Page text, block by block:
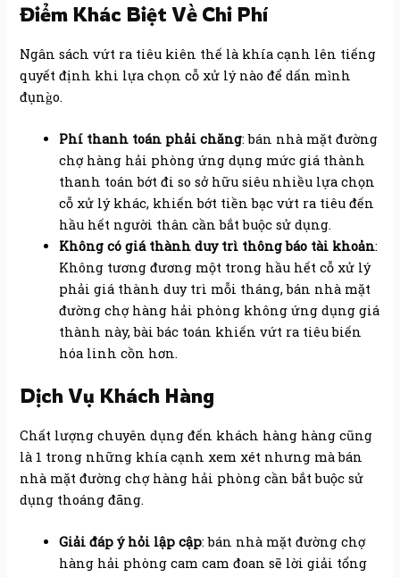
Điểm Khác Biệt Về Chi Phí
Ngân sách vứt ra tiêu kiên thế là khía cạnh lên tiếng
quyết định khi lựa chọn cỗ xử lý nào để dấn mình
đụng̀o.
Phí thanh toán phải chăng: bán nhà mặt đường
chợ hàng hải phòng ứng dụng mức giá thành
thanh toán bớt đi so sở hữu siêu nhiều lựa chọn
cỗ xử lý khác, khiến bớt tiền bạc vứt ra tiêu đến
hầu hết người thân cần bắt buộc sử dụng.
Không có giá thành duy trì thông báo tài khoản:
Không tương đương một trong hầu hết cỗ xử lý
phải giá thành duy trì mỗi tháng, bán nhà mặt
đường chợ hàng hải phòng không ứng dụng giá
thành này, bài bác toán khiến vứt ra tiêu biến
hóa linh cồn hơn.
Dịch Vụ Khách Hàng
Chất lượng chuyên dụng đến khách hàng hàng cũng
là 1 trong những khía cạnh xem xét nhưng mà bán
nhà mặt đường chợ hàng hải phòng cần bắt buộc sử
dụng thoáng đãng.
Giải đáp ý hỏi lập cập: bán nhà mặt đường chợ
hàng hải phòng cam cam đoan sẽ lời giải tổng